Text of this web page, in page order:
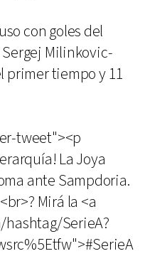
con goles del
Milinkovic-
primer tiempo y 11
tweet"><p
La Joya
ante Sampdoria.
Mirá la <a
SerieA?